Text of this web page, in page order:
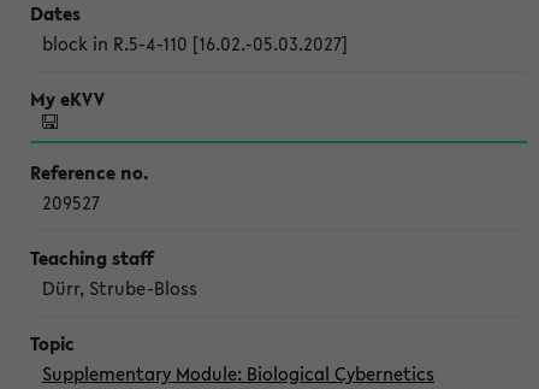
block in R.5-4-110 [16.02.-05.03.2027]
209527
Dürr, Strube-Bloss
Supplementary Module: Biological Cybernetics